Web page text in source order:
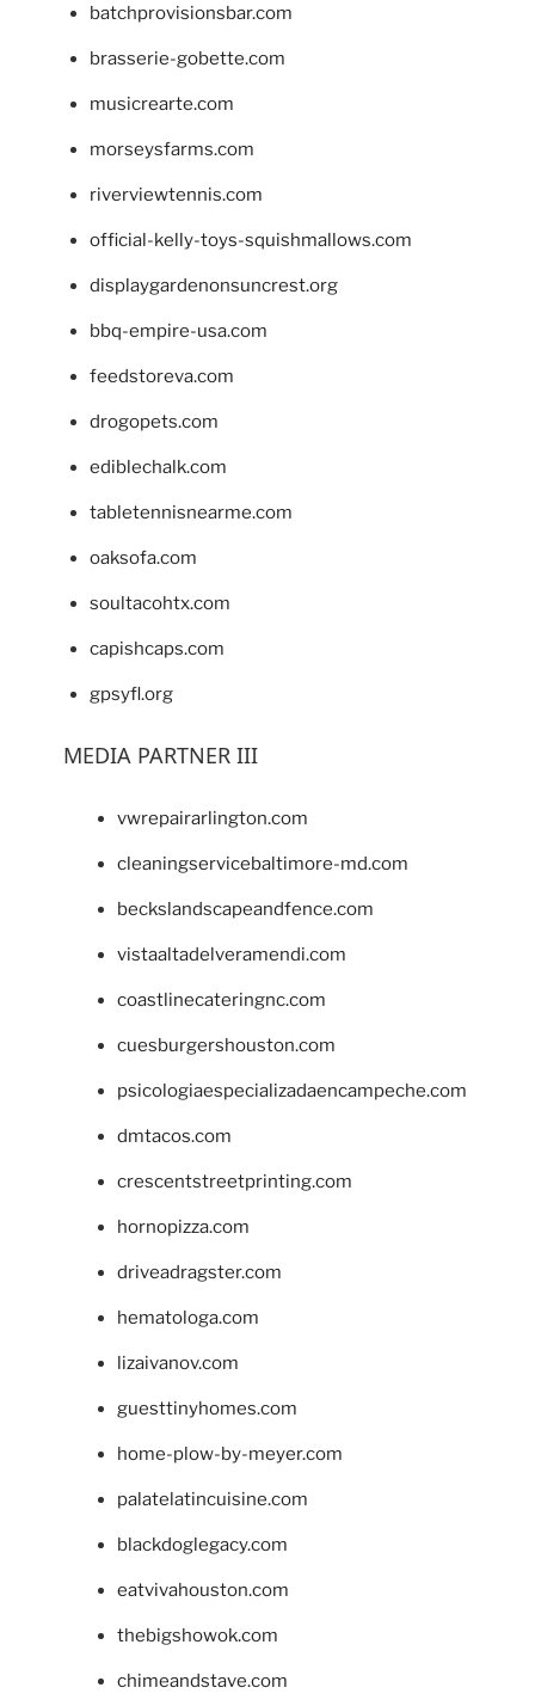
batchprovisionsbar.com
brasserie-gobette.com
musicrearte.com
morseysfarms.com
riverviewtennis.com
official-kelly-toys-squishmallows.com
displaygardenonsuncrest.org
bbq-empire-usa.com
feedstoreva.com
drogopets.com
ediblechalk.com
tabletennisnearme.com
oaksofa.com
soultacohtx.com
capishcaps.com
gpsyfl.org
MEDIA PARTNER III
vwrepairarlington.com
cleaningservicebaltimore-md.com
beckslandscapeandfence.com
vistaaltadelveramendi.com
coastlinecateringnc.com
cuesburgershouston.com
psicologiaespecializadaencampeche.com
dmtacos.com
crescentstreetprinting.com
hornopizza.com
driveadragster.com
hematologa.com
lizaivanov.com
guesttinyhomes.com
home-plow-by-meyer.com
palatelatincuisine.com
blackdoglegacy.com
eatvivahouston.com
thebigshowok.com
chimeandstave.com